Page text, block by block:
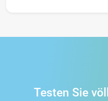
Testen Sie